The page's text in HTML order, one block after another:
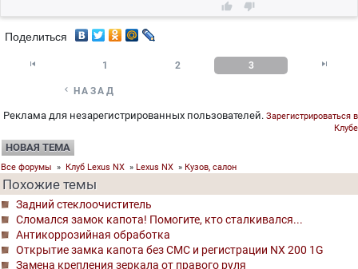
 
Поделиться
 1 2 3 
 НАЗАД
Реклама для незарегистрированных пользователей. Зарегистрироваться в
Клубе
НОВАЯ ТЕМА
Все форумы » Клуб Lexus NX » Lexus NX » Кузов, салон
Похожие темы
Задний стеклоочиститель
Сломался замок капота! Помогите, кто сталкивался...
Антикоррозийная обработка
Открытие замка капота без СМС и регистрации NX 200 1G
Замена крепления зеркала от правого руля